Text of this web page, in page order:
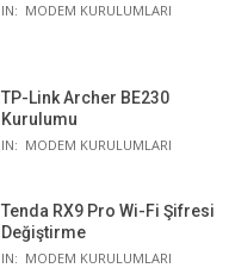
IN: MODEM KURULUMLARI
TP-Link Archer BE230
Kurulumu
IN: MODEM KURULUMLARI
Tenda RX9 Pro Wi-Fi Şifresi
Değiştirme
IN: MODEM KURULUMLARI